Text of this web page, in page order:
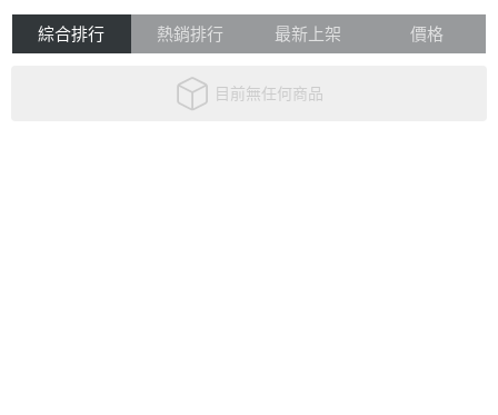
綜合排行 熱銷排行 最新上架 價格
目前無任何商品